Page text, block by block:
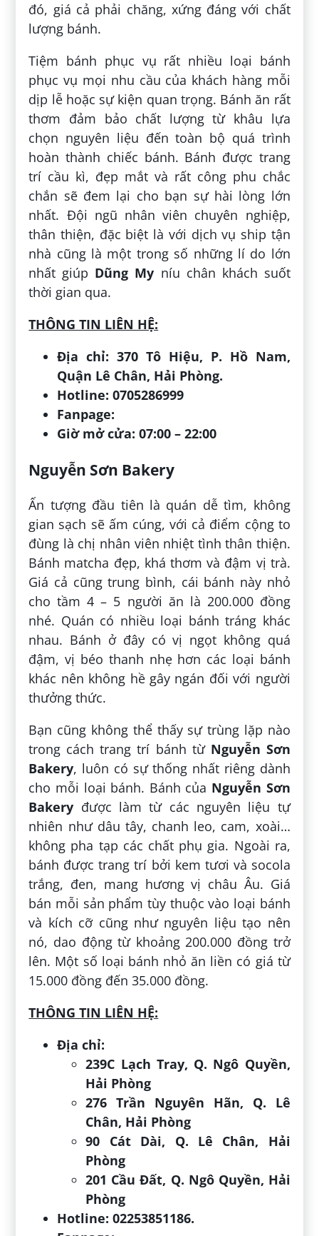
đó, giá cả phải chăng, xứng đáng với chất
lượng bánh.
Tiệm bánh phục vụ rất nhiều loại bánh
phục vụ mọi nhu cầu của khách hàng mỗi
dịp lễ hoặc sự kiện quan trọng. Bánh ăn rất
thơm đảm bảo chất lượng từ khâu lựa
chọn nguyên liệu đến toàn bộ quá trình
hoàn thành chiếc bánh. Bánh được trang
trí cầu kì, đẹp mắt và rất công phu chắc
chắn sẽ đem lại cho bạn sự hài lòng lớn
nhất. Đội ngũ nhân viên chuyên nghiệp,
thân thiện, đặc biệt là với dịch vụ ship tận
nhà cũng là một trong số những lí do lớn
nhất giúp Dũng My níu chân khách suốt
thời gian qua.
THÔNG TIN LIÊN HỆ:
Địa chỉ: 370 Tô Hiệu, P. Hồ Nam,
Quận Lê Chân, Hải Phòng.
Hotline: 0705286999
Fanpage:
Giờ mở cửa: 07:00 – 22:00
Nguyễn Sơn Bakery
Ấn tượng đầu tiên là quán dễ tìm, không
gian sạch sẽ ấm cúng, với cả điểm cộng to
đùng là chị nhân viên nhiệt tình thân thiện.
Bánh matcha đẹp, khá thơm và đậm vị trà.
Giá cả cũng trung bình, cái bánh này nhỏ
cho tầm 4 – 5 người ăn là 200.000 đồng
nhé. Quán có nhiều loại bánh tráng khác
nhau. Bánh ở đây có vị ngọt không quá
đậm, vị béo thanh nhẹ hơn các loại bánh
khác nên không hề gây ngán đối với người
thưởng thức.
Bạn cũng không thể thấy sự trùng lặp nào
trong cách trang trí bánh từ Nguyễn Sơn
Bakery, luôn có sự thống nhất riêng dành
cho mỗi loại bánh. Bánh của Nguyễn Sơn
Bakery được làm từ các nguyên liệu tự
nhiên như dâu tây, chanh leo, cam, xoài…
không pha tạp các chất phụ gia. Ngoài ra,
bánh được trang trí bởi kem tươi và socola
trắng, đen, mang hương vị châu Âu. Giá
bán mỗi sản phẩm tùy thuộc vào loại bánh
và kích cỡ cũng như nguyên liệu tạo nên
nó, dao động từ khoảng 200.000 đồng trở
lên. Một số loại bánh nhỏ ăn liền có giá từ
15.000 đồng đến 35.000 đồng.
THÔNG TIN LIÊN HỆ:
Địa chỉ:
239C Lạch Tray, Q. Ngô Quyền,
Hải Phòng
276 Trần Nguyên Hãn, Q. Lê
Chân, Hải Phòng
90 Cát Dài, Q. Lê Chân, Hải
Phòng
201 Cầu Đất, Q. Ngô Quyền, Hải
Phòng
Hotline: 02253851186.